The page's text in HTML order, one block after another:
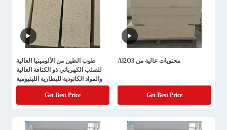
محتويات عالية من Al2O3
Get Best Price
طوب الطين من الألومينيا العالية
للصلب الكهربائي ذو الكثافة العالية
والمواد الكاثودية للبطارية الليثيومية
Get Best Price